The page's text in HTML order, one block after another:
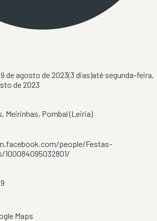
de agosto de 2023(3 dias)até segunda-feira,
de 2023
, Meirinhas, Pombal(Leiria)
people/Festas-
100084095032801/
Maps